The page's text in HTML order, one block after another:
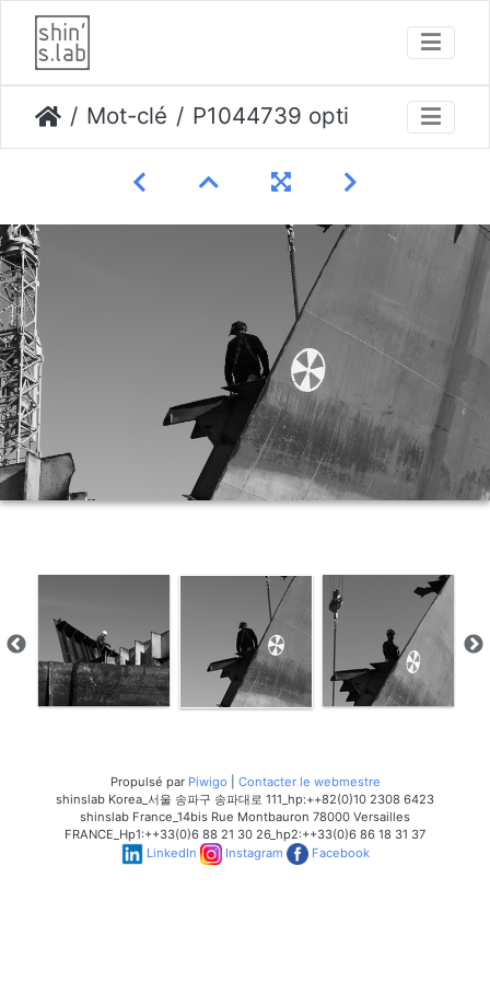
Mot-clé P1044739 opti
Propulsé par Piwigo
Contacter le webmestre
shinslab Korea_서울 송파구 송파대로 111_hp:++82(0)10 2308 6423
shinslab France_14bis Rue Montbauron 78000 Versailles
FRANCE_Hp1:++33(0)6 88 21 30 26_hp2:++33(0)6 86 18 31 37
LinkedIn
Instagram Facebook